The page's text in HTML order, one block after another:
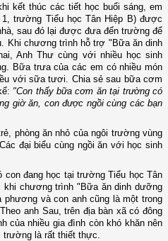
kết thúc các tiết học buổi sáng, em
trường Tiểu học Tân Hiệp B) được
sau đó lại được đưa đến trường để
Khi chương trình hỗ trợ "Bữa ăn dinh
Anh Thư cùng với nhiều học sinh
Bữa trưa của các em có nhiều món
với sữa tươi. Chia sẻ sau bữa cơm
"Con thấy bữa cơm ăn tại trường có
giờ ăn, con được ngồi cùng các bạn
phòng ăn nhỏ của ngôi trường vùng
đại biểu cùng ngồi ăn với học sinh
đang học tại trường Tiểu học Tân
khi chương trình "Bữa ăn dinh dưỡng
và con anh cũng là một trong
anh Sau, trên địa bàn xã có đông
của nhiều gia đình còn khó khăn nên
là rất thiết thực.